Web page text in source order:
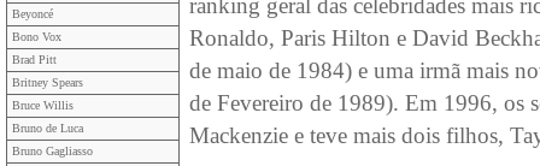
Beyoncé
Bono Vox
Brad Pitt
Britney Spears
Bruce Willis
Bruno de Luca
Bruno Gagliasso
ranking geral das celebridades mais
Ronaldo, Paris Hilton e David
de maio de 1984) e uma irmã mais
de Fevereiro de 1989). Em 1996, os
Mackenzie e teve mais dois filhos,